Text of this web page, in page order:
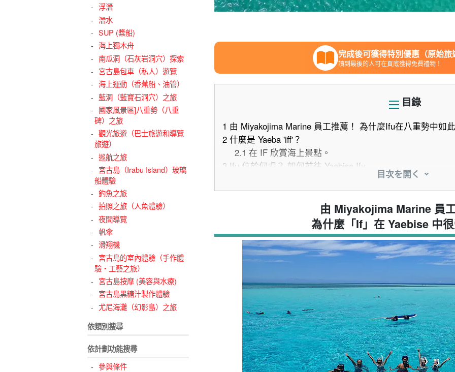
浮潛
潛水
SUP (槳船)
海上獨木舟
南瓜洞（石灰岩洞穴）探索
宮古島包車（私人）遊覽
海上運動（香蕉船、油管）
藍洞（藍寶石洞穴）之旅
國家風景區]八重勢（八重
碑）之旅
觀光旅遊（巴士旅遊和導覽
旅遊）
巡航之旅
宮古島（Irabu Island）玻璃
船體驗
釣魚之旅
拍照之旅（人魚體驗）
夜間導覽
帆傘
滑翔機
宮古島的室內體驗（手作體
驗・工藝之旅）
宮古島按摩 (美容與水療)
宮古島黑糖汁製作體驗
尤尼海灘（幻影島）之旅
依類別搜尋
依計劃功能搜尋
參與條件
完成後可獲得特別優惠（原始
讀到最後的人可在頁底獲得免費禮物！
目錄
1 由 Miyakojima Marine 員工推薦！ 為什麼Ifu在八重勢中如
2 什麼是 Yaeba 'iff'？
2.1 在 IF 欣賞海上景點。
3 Ifu 位於何處？ 如何前往 Yaebise Ifu
4.1浮潛
使用無人機拍攝的 Yaebise 之旅
4.4Yaebise 包機
Yaebye IF 以外的建議。
5.1做
5.3烏拉比迪
5.4蟾百合
參加前需準備的個人物品清單！ 舒適地享受八重瀬
來自評論與推薦 Yaeba If 的真正魅力。
7.1社交網站！ 實際照片與影片
有關宮古島 ifs 的常見問題 (常見問題)
摘要
目次を開く
由 Miyakojima Marine 員
為什麼「If」在 Yaebise 中